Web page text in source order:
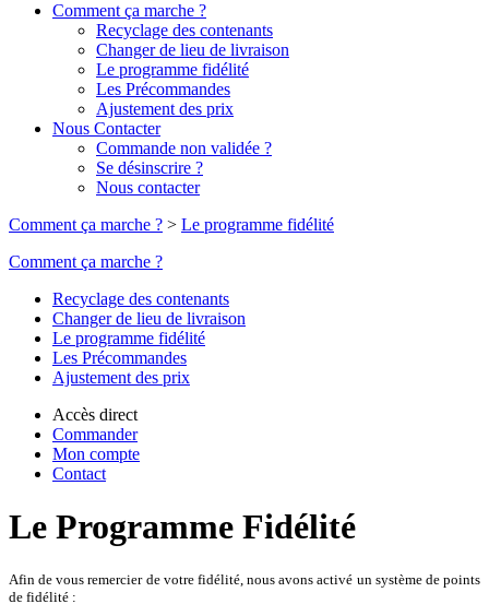
Comment ça marche ?
Recyclage des contenants
Changer de lieu de livraison
Le programme fidélité
Les Précommandes
Ajustement des prix
Nous Contacter
Commande non validée ?
Se désinscrire ?
Nous contacter
Comment ça marche ? > Le programme fidélité
Comment ça marche ?
Recyclage des contenants
Changer de lieu de livraison
Le programme fidélité
Les Précommandes
Ajustement des prix
Accès direct
Commander
Mon compte
Contact
Le Programme Fidélité
Afin de vous remercier de votre fidélité, nous avons activé un système de points
de fidélité :